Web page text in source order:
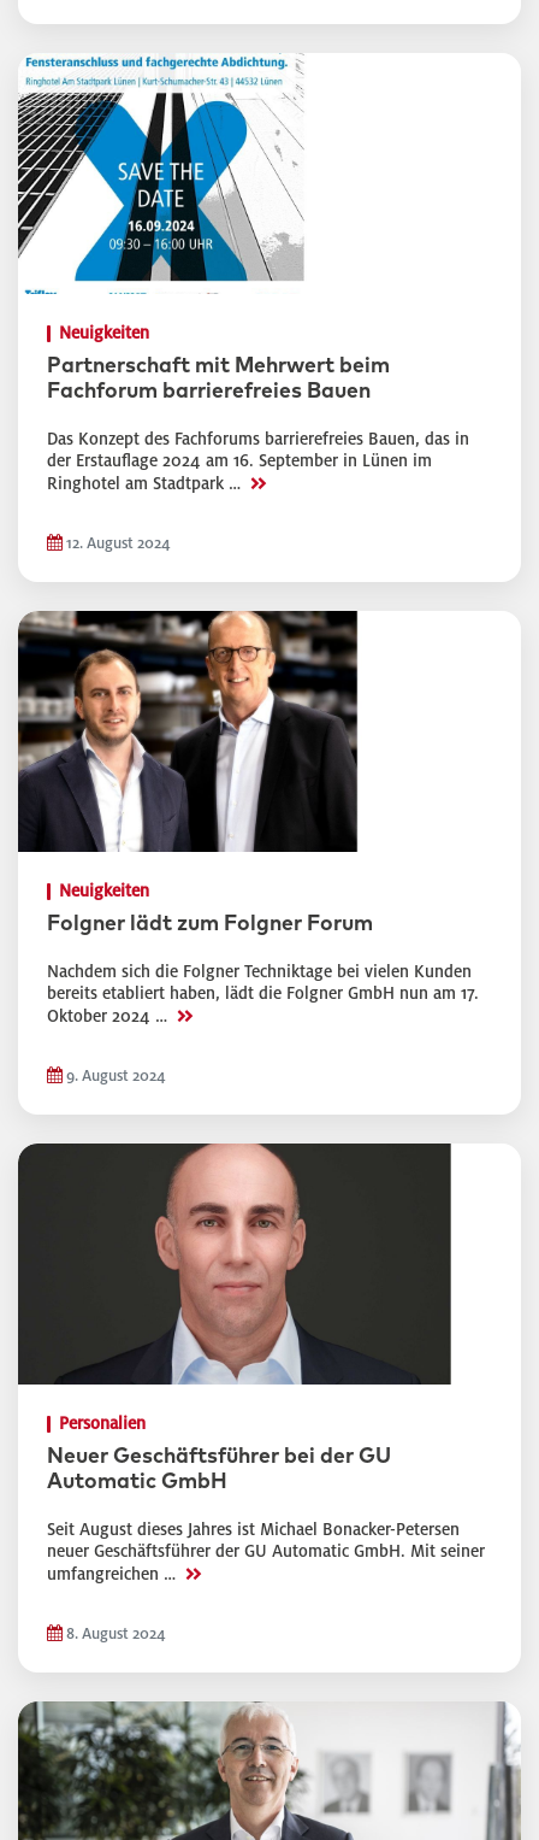
Neuigkeiten
Partnerschaft mit Mehrwert beim
Fachforum barrierefreies Bauen
Das Konzept des Fachforums barrierefreies Bauen, das in
der Erstauflage 2024 am 16. September in Lünen im
Ringhotel am Stadtpark … >>
12. August 2024
Neuigkeiten
Folgner lädt zum Folgner Forum
Nachdem sich die Folgner Techniktage bei vielen Kunden
bereits etabliert haben, lädt die Folgner GmbH nun am 17.
Oktober 2024 … >>
9. August 2024
Personalien
Neuer Geschäftsführer bei der GU
Automatic GmbH
Seit August dieses Jahres ist Michael Bonacker-Petersen
neuer Geschäftsführer der GU Automatic GmbH. Mit seiner
umfangreichen … >>
8. August 2024